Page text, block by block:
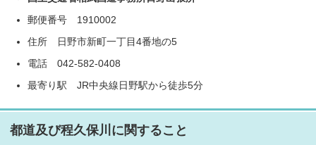
郵便番号 1910002
住所 日野市新町一丁目4番地の5
電話 042-582-0408
最寄り駅 JR中央線日野駅から徒歩5分
都道及び程久保川に関すること